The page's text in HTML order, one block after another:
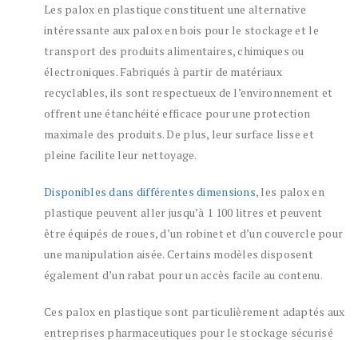
Les palox en plastique constituent une alternative
intéressante aux palox en bois pour le stockage et le
transport des produits alimentaires, chimiques ou
électroniques. Fabriqués à partir de matériaux
recyclables, ils sont respectueux de l’environnement et
offrent une étanchéité efficace pour une protection
maximale des produits. De plus, leur surface lisse et
pleine facilite leur nettoyage.
Disponibles dans différentes dimensions, les palox en
plastique peuvent aller jusqu’à 1 100 litres et peuvent
être équipés de roues, d’un robinet et d’un couvercle pour
une manipulation aisée. Certains modèles disposent
également d’un rabat pour un accès facile au contenu.
Ces palox en plastique sont particulièrement adaptés aux
entreprises pharmaceutiques pour le stockage sécurisé